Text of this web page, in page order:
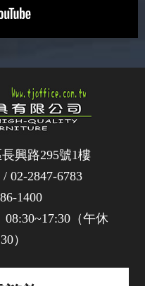
興路295號1樓
/ 02-2847-6783
1400
08:30~17:30（午休
）